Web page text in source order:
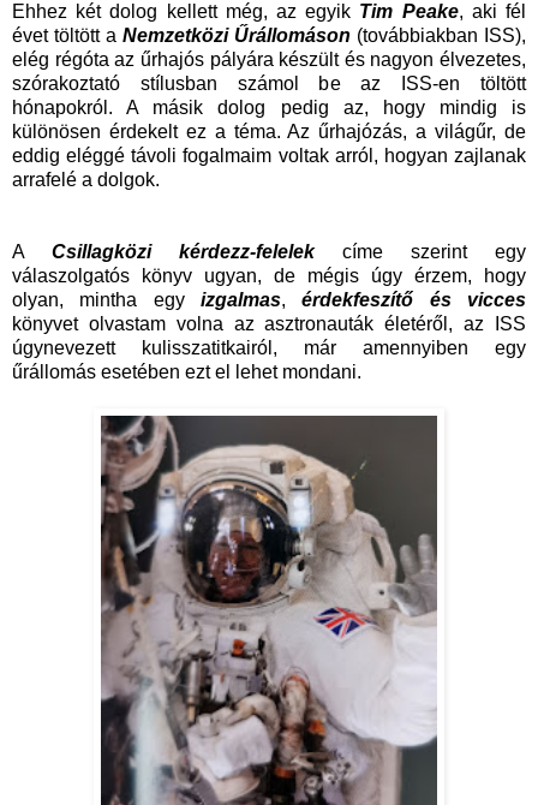
Ehhez két dolog kellett még, az egyik Tim Peake, aki fél
évet töltött a Nemzetközi Űrállomáson (továbbiakban ISS),
elég régóta az űrhajós pályára készült és nagyon élvezetes,
szórakoztató stílusban számol be az ISS-en töltött
hónapokról. A másik dolog pedig az, hogy mindig is
különösen érdekelt ez a téma. Az űrhajózás, a világűr, de
eddig eléggé távoli fogalmaim voltak arról, hogyan zajlanak
arrafelé a dolgok.
A Csillagközi kérdezz-felelekcíme szerint egy
válaszolgatós könyv ugyan, de mégis úgy érzem, hogy
olyan, mintha egy izgalmas,érdekfeszítő és vicces
könyvet olvastam volna az asztronauták életéről, az ISS
úgynevezett kulisszatitkairól, már amennyiben egy
űrállomás esetében ezt el lehet mondani.